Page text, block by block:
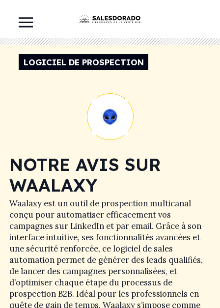
LOGICIEL DE PROSPECTION
NOTRE AVIS SUR
WAALAXY
Waalaxy est un outil de prospection multicanal
conçu pour automatiser efficacement vos
campagnes sur LinkedIn et par email. Grâce à son
interface intuitive, ses fonctionnalités avancées et
une sécurité renforcée, ce logiciel de sales
automation permet de générer des leads qualifiés,
de lancer des campagnes personnalisées, et
d’optimiser chaque étape du processus de
prospection B2B. Idéal pour les professionnels en
quête de gain de temps, Waalaxy s’impose comme